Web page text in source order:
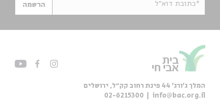
*כתובת דוא"ל הרשמה
המלך ג'ורג' 44 פינת רחוב קק״ל, ירושלים
info@bac.org.il
02-6215300